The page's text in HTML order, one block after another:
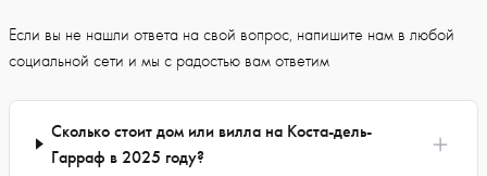
Если вы не нашли ответа на свой вопрос, напишите нам в любой
социальной сети и мы с радостью вам ответим
Сколько стоит дом или вилла на Коста-дель-
Гарраф в 2025 году?